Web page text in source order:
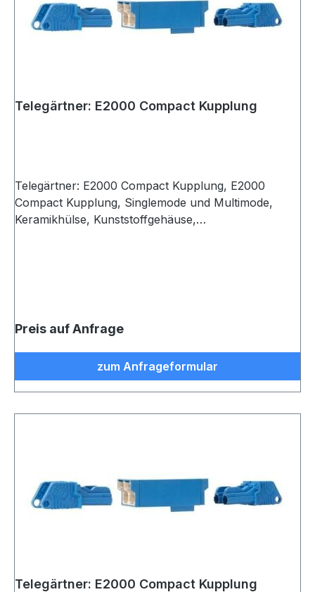
Telegärtner: E2000 Compact Kupplung
Telegärtner: E2000 Compact Kupplung, E2000
Compact Kupplung, Singlemode und Multimode,
Keramikhülse, Kunststoffgehäuse,
Preis auf Anfrage
zum Anfrageformular
Telegärtner: E2000 Compact Kupplung